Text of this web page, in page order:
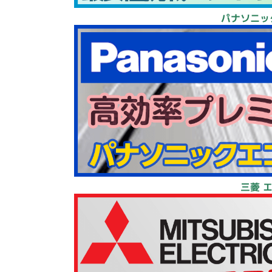
パナソニ
三菱